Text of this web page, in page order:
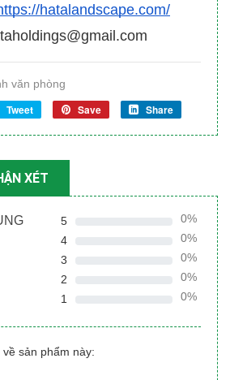
hatalandscape.com/
văn phòng
Tweet Save Share
XÉT
5
0%
4
0%
3
0%
2
0%
1
0%
sản phẩm này: